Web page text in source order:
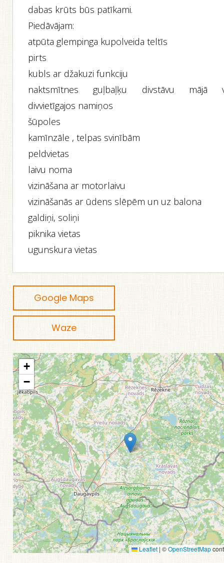
dabas krūts būs patīkami.
Piedāvājam:
atpūta glempinga kupolveida teltīs
pirts
kubls ar džakuzi funkciju
naktsmītnes guļbaļķu divstāvu mājā
divvietīgajos namiņos
šūpoles
kamīnzāle , telpas svinībām
peldvietas
laivu noma
vizināšana ar motorlaivu
vizināšanās ar ūdens slēpēm un uz balona
galdiņi, soliņi
piknika vietas
ugunskura vietas
Google Maps
Waze
+
−
Leaflet | ©OpenStreetMap